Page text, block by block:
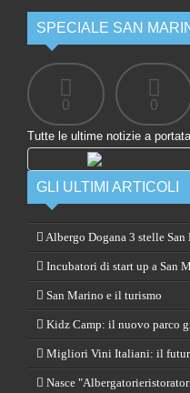
SPECIALE SAN
0 0
Tutte le ultime notizie a
GLI ULTIMI ARTICOLI
Albergo Dogana 3 stelle San
Incubatori di start up a San
San Marino e il turismo
Kidz Camp: il nuovo parco
Migliori Vini Italiani: il
Nasce